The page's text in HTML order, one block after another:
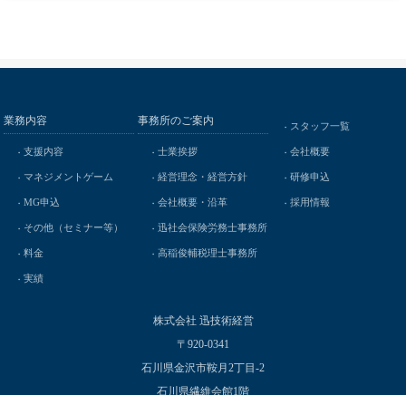
業務内容
支援内容
マネジメントゲーム
MG申込
その他（セミナー等）
料金
実績
事務所のご案内
士業挨拶
経営理念・経営方針
会社概要・沿革
迅社会保険労務士事務所
高稲俊輔税理士事務所
スタッフ一覧
会社概要
研修申込
採用情報
株式会社 迅技術経営
〒920-0341
石川県金沢市鞍月2丁目-2
石川県繊維会館1階